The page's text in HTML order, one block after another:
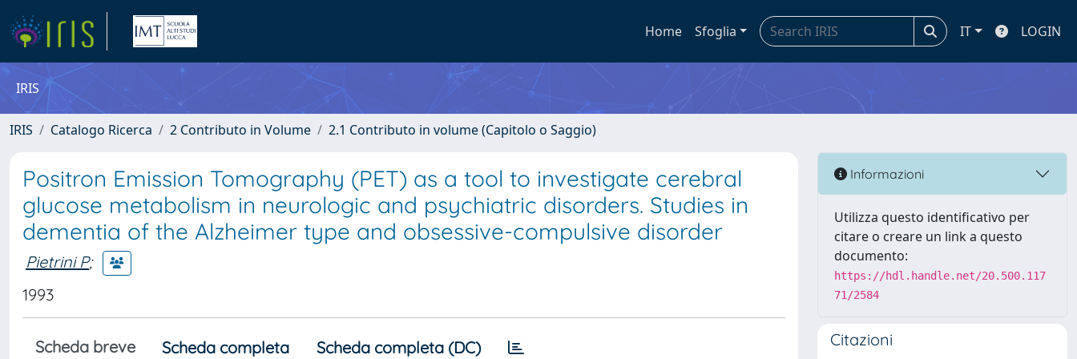
Home Sfoglia IT LOGIN
IRIS
IRIS Catalogo Ricerca 2 Contributo in Volume 2.1 Contributo in volume (Capitolo o Saggio)
Positron Emission Tomography (PET) as a tool to investigate cerebral
glucose metabolism in neurologic and psychiatric disorders. Studies in
dementia of the Alzheimer type and obsessive-compulsive disorder
Pietrini P;
1993
Scheda breve Scheda completa Scheda completa (DC)
Informazioni
Utilizza questo identificativo per
citare o creare un link a questo
documento:
https://hdl.handle.net/20.500.117
71/2584
Citazioni